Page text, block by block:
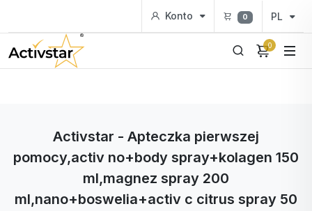
Konto 0 PL
0
Activstar - Apteczka pierwszej
pomocy,activ no+body spray+kolagen 150
ml,magnez spray 200
ml,nano+boswelia+activ c citrus spray 50